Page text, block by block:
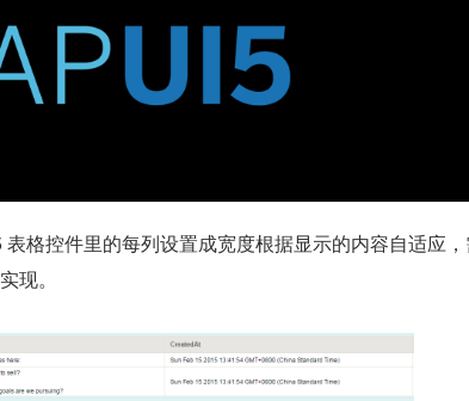
格控件里的每列设置成宽度根据显示的内容自适应
现。